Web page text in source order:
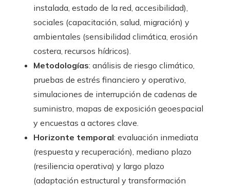
instalada, estado de la red, accesibilidad),
sociales (capacitación, salud, migración) y
ambientales (sensibilidad climática, erosión
costera, recursos hídricos).
Metodologías: análisis de riesgo climático,
pruebas de estrés financiero y operativo,
simulaciones de interrupción de cadenas de
suministro, mapas de exposición geoespacial
y encuestas a actores clave.
Horizonte temporal: evaluación inmediata
(respuesta y recuperación), mediano plazo
(resiliencia operativa) y largo plazo
(adaptación estructural y transformación